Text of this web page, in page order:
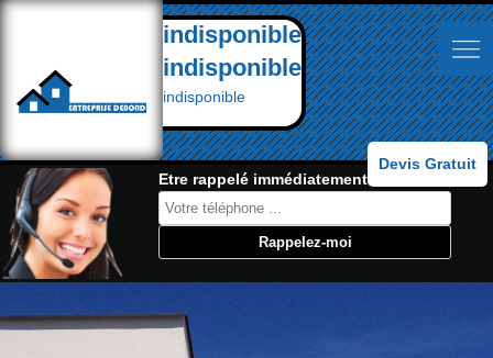
indisponible
indisponible
indisponible
Devis Gratuit
Etre rappelé immédiatement: